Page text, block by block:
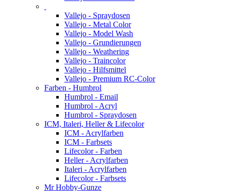
Vallejo - Spraydosen
Vallejo - Metal Color
Vallejo - Model Wash
Vallejo - Grundierungen
Vallejo - Weathering
Vallejo - Traincolor
Vallejo - Hilfsmittel
Vallejo - Premium RC-Color
Farben - Humbrol
Humbrol - Email
Humbrol - Acryl
Humbrol - Spraydosen
ICM, Italeri, Heller & Lifecolor
ICM - Acrylfarben
ICM - Farbsets
Lifecolor - Farben
Heller - Acrylfarben
Italeri - Acrylfarben
Lifecolor - Farbsets
Mr Hobby-Gunze